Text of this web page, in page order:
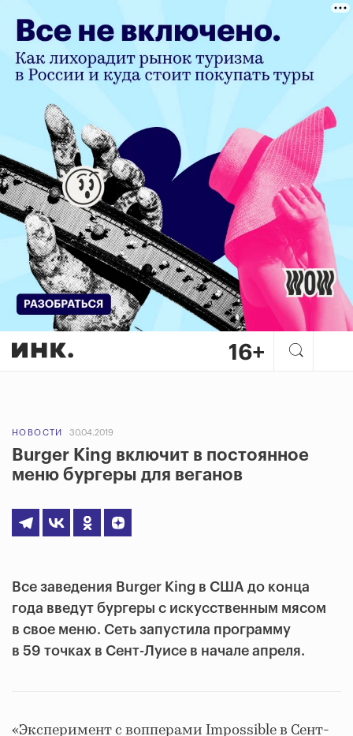
НОВОСТИ 30.04.2019
Burger King включит в постоянное
меню бургеры для веганов
Все заведения Burger King в США до конца
года введут бургеры с искусственным мясом
в свое меню. Сеть запустила программу
в 59 точках в Сент-Луисе в начале апреля.
«Эксперимент с вопперами Impossible в Сент-